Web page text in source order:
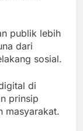
publik lebih
dari
sosial.
di
prinsip
masyarakat.